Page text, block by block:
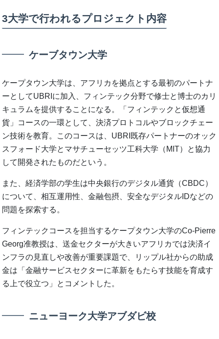
3大学で行われるプロジェクト内容
ケーブタウン大学
ケープタウン大学は、アフリカを拠点とする最初のパートナ
ーとしてUBRIに加入、フィンテック分野で修士と博士のカリ
キュラムを提供することになる。「フィンテックと仮想通
貨」コースの一環として、決済プロトコルやブロックチェー
ン技術を教育。このコースは、UBRI既存パートナーのオック
スフォード大学とマサチューセッツ工科大学（MIT）と協力
して開発されたものだという。
また、経済学部の学生は中央銀行のデジタル通貨（CBDC）
について、相互運用性、金融包摂、安全なデジタルIDなどの
問題を探索する。
フィンテックコースを担当するケープタウン大学のCo-Pierre
Georg准教授は、送金セクターが大きいアフリカでは決済イ
ンフラの見直しや改善が重要課題で、リップル社からの助成
金は「金融サービスセクターに革新をもたらす技能を育成す
る上で役立つ」とコメントした。
ニューヨーク大学アブダビ校